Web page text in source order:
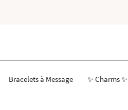
Bracelets à Message ✨ Charms ✨